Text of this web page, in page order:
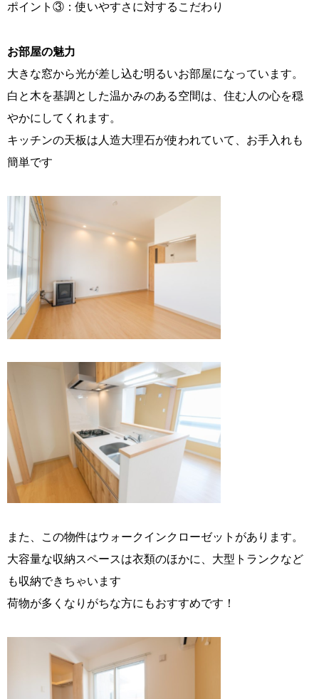
ポイント③：使いやすさに対するこだわり
お部屋の魅力
大きな窓から光が差し込む明るいお部屋になっています。
白と木を基調とした温かみのある空間は、住む人の心を穏
やかにしてくれます。
キッチンの天板は人造大理石が使われていて、お手入れも
簡単です
また、この物件はウォークインクローゼットがあります。
大容量な収納スペースは衣類のほかに、大型トランクなど
も収納できちゃいます
荷物が多くなりがちな方にもおすすめです！